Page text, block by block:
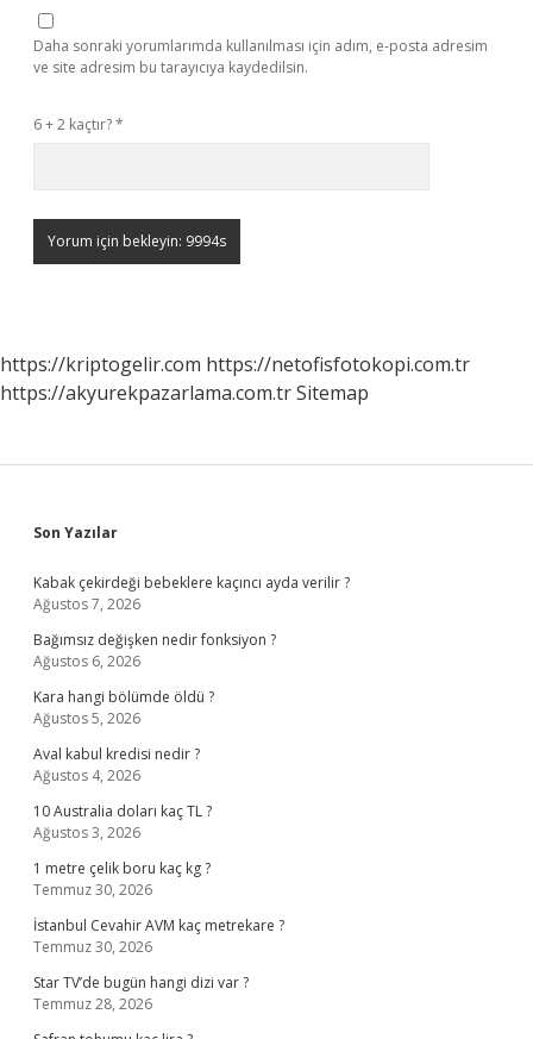
Daha sonraki yorumlarımda kullanılması için adım, e-posta adresim
ve site adresim bu tarayıcıya kaydedilsin.
6 + 2 kaçtır?*
https://kriptogelir.com https://netofisfotokopi.com.tr
https://akyurekpazarlama.com.trSitemap
Sidebar
Son Yazılar
Kabak çekirdeği bebeklere kaçıncı ayda verilir ?
Ağustos 7, 2026
Bağımsız değişken nedir fonksiyon ?
Ağustos 6, 2026
Kara hangi bölümde öldü ?
Ağustos 5, 2026
Aval kabul kredisi nedir ?
Ağustos 4, 2026
10 Australia doları kaç TL ?
Ağustos 3, 2026
1 metre çelik boru kaç kg ?
Temmuz 30, 2026
İstanbul Cevahir AVM kaç metrekare ?
Temmuz 30, 2026
Star TV’de bugün hangi dizi var ?
Temmuz 28, 2026